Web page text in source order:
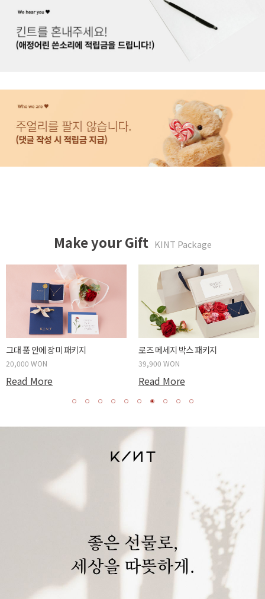
Make your Gift KINT Package
튤립같은 너에게 패키지
20,000 WON
Read More
카네이션 메세지 박스 패키지
39,900 WON
Read More